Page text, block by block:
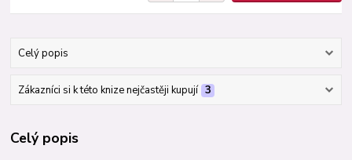
Celý popis
Zákazníci si k této knize nejčastěji kupují 3
Celý popis